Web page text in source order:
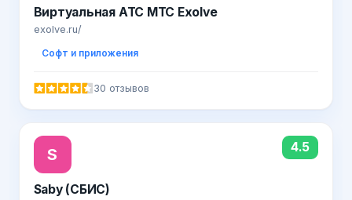
Виртуальная АТС МТС Exolve
exolve.ru/
Софт и приложения
30 отзывов
S 4.5
Saby (СБИС)